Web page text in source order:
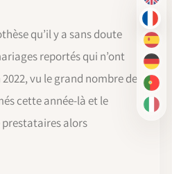
EN
FR
ES
DE
PT-
IT
qu’il y a sans doute
reportés qui n’ont
vu le grand nombre de
cette année-là et le
prestataires alors